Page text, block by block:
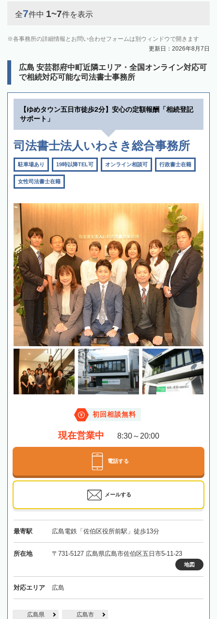
全7件中 1~7件を表示
各事務所の詳細情報とお問い合わせフォームは別ウィンドウで開きます
更新日：2026年8月7日
広島 安芸郡府中町近隣エリア・全国オンライン対応可
で相続対応可能な司法書士事務所
【ゆめタウン五日市徒歩2分】安心の定額報酬「相続登記
サポート」
司法書士法人いわさき総合事務所
駐車場あり 19時以降TEL可 オンライン相談可 行政書士在籍
女性司法書士在籍
初回相談無料
現在営業中 8:30～20:00
電話する
メールする
最寄駅 広島電鉄「佐伯区役所前駅」徒歩13分
所在地 〒731-5127 広島県広島市佐伯区五日市5-11-23
地図
対応エリア 広島
広島県 広島市